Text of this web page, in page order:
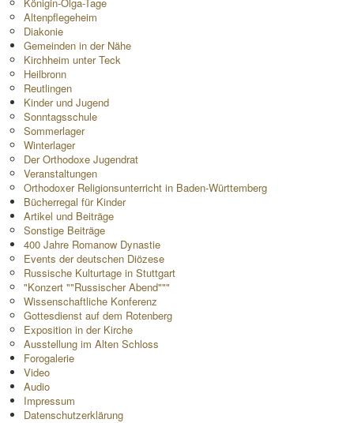
Altenpflegeheim
Diakonie
Gemeinden in der Nähe
Kirchheim unter Teck
Heilbronn
Reutlingen
Kinder und Jugend
Sonntagsschule
Sommerlager
Winterlager
Der Orthodoxe Jugendrat
Veranstaltungen
Orthodoxer Religionsunterricht in Baden-Württemberg
Bücherregal für Kinder
Artikel und Beiträge
Sonstige Beiträge
400 Jahre Romanow Dynastie
Events der deutschen Diözese
Russische Kulturtage in Stuttgart
"Konzert ""Russischer Abend"""
Wissenschaftliche Konferenz
Gottesdienst auf dem Rotenberg
Exposition in der Kirche
Ausstellung im Alten Schloss
Forogalerie
Video
Audio
Impressum
Datenschutzerklärung